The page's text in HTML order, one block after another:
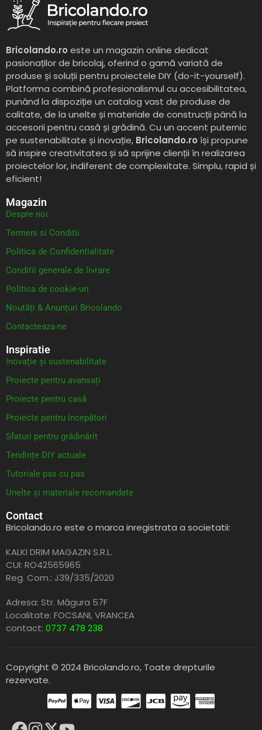
Bricolando.ro este un magazin online dedicat
pasionaților de bricolaj, oferind o gamă variată de
produse și soluții pentru proiectele DIY (do-it-yourself).
Platforma combină profesionalismul cu accesibilitatea,
punând la dispoziție un catalog vast de produse de
calitate, de la unelte și materiale de construcții până la
accesorii pentru casă și grădină. Cu un accent puternic
pe sustenabilitate și inovație, Bricolando.ro își propune
să inspire creativitatea și să sprijine clienții în realizarea
proiectelor lor, indiferent de complexitate. Simplu, rapid și
eficient!
Magazin
Despre noi
Termeni si Conditii
Politica de Confidentialitate
Conditii generale de livrare
Politica de cookie-uri
Noutăți & Anunțuri Bricolando
Contacteaza-ne
Inspiratie
Inovație și sustenabilitate
Proiecte pentru avansați
Proiecte pentru casă
Proiecte pentru începători
Sfaturi pentru grădinărit
Tendințe DIY actuale
Tutoriale pas cu pas
Unelte și materiale recomandate
Contact
Bricolando.ro este o marca inregistrata a societatii:
KALKI DRIM MAGAZIN S.R.L.
CUI: RO42565965
Reg. Com.: J39/335/2020
Adresa: Str. Măgura 57F
Localitate: FOCSANI,VRANCEA
contact: 0737 478 238
Copyright © 2024 Bricolando.ro, Toate drepturile
rezervate.